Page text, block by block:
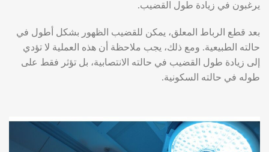
يرغبون في زيادة طول القضيب.
بعد قطع الرباط المعلق، يمكن للقضيب الظهور بشكل أطول في
حالته الطبيعية. ومع ذلك، يجب ملاحظة أن هذه العملية لا تؤدي
إلى زيادة طول القضيب في حالته الانتصابية، بل تؤثر فقط على
طوله في حالته السكونية.